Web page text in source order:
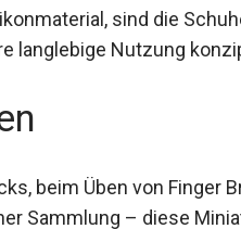
sind die
langlebige Nutzung
beim Üben von Finger
deiner Sammlung –